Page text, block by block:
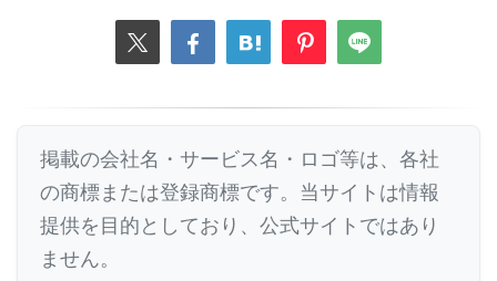
掲載の会社名・サービス名・ロゴ等は、各社
の商標または登録商標です。当サイトは情報
提供を目的としており、公式サイトではあり
ません。